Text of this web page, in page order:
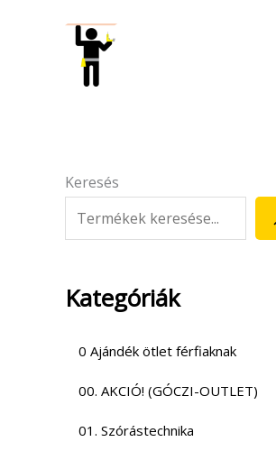
Keresés
Kategóriák
0 Ajándék ötlet férfiaknak
00. AKCIÓ! (GÓCZI-OUTLET)
01. Szórástechnika